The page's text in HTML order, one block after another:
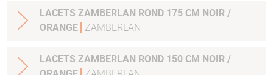
LACETS ZAMBERLAN ROND 175 CM NOIR /
ORANGE
ZAMBERLAN
LACETS ZAMBERLAN ROND 150 CM NOIR /